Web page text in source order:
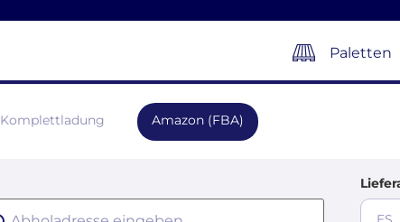
Paletten
Komplettladung Amazon (FBA)